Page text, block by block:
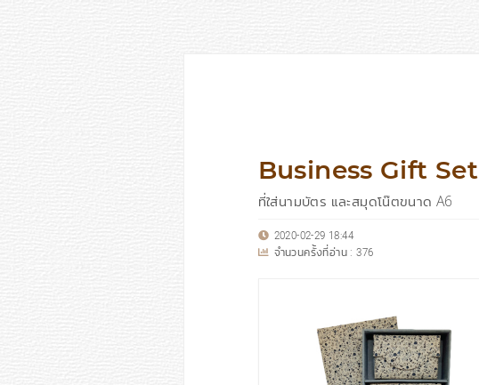
Business Gift Set
ที่ใส่นามบัตร และสมุดโน๊ตขนาด A6
2020-02-29 18:44
จำนวนครั้งที่อ่าน :376